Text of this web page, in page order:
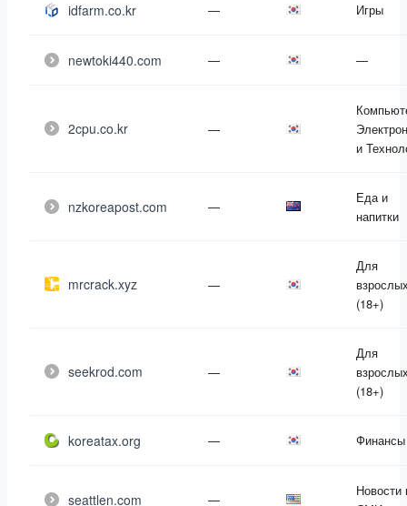
idfarm.co.kr — Игры
newtoki440.com — —
2cpu.co.kr —
и
nzkoreapost.com —
Еда и
напитки
mrcrack.xyz —
Для
(18+)
seekrod.com —
Для
(18+)
koreatax.org — Финансы
seattlen.com —
Новости